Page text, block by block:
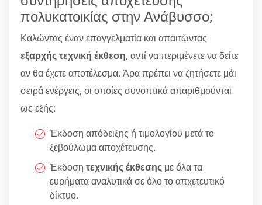
πολυκατοικίας στην Ανάβυσσο;
Καλώντας έναν επαγγελματία και απαιτώντας
εξαρχής τεχνική έκθεση, αντί να περιμένετε να δείτε
αν θα έχετε αποτέλεσμα. Άρα πρέπει να ζητήσετε μάι
σειρά ενέργεις, οι οποίες συνοπτικά απαριθμούνται
ως εξής:
Έκδοση απόδειξης ή τιμολογίου μετά το
ξεβούλωμα αποχέτευσης.
Έκδοση τεχνικής έκθεσης με όλα τα
ευρήματα αναλυτικά σε όλο το απχετευτικό
δίκτυο.